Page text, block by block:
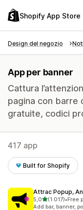
Shopify App Store
Design del negozio
App per banner
Cattura
pagina con barre
gratuite, codici
417 app
Built for Shopify
Attrac Popup,
5,0stelle su 5
(1.017)
1017 recensioni
•Free
Add bar, banner,